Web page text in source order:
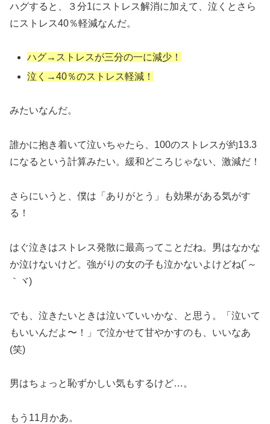
ハグすると、３分1にストレス解消に加えて、泣くとさら
にストレス40％軽減なんだ。
ハグ→ストレスが三分の一に減少！
泣く→40％のストレス軽減！
みたいなんだ。
誰かに抱き着いて泣いちゃたら、100のストレスが約13.3
になるという計算みたい。緩和どころじゃない、激減だ！
さらにいうと、僕は「ありがとう」も効果がある気がす
る！
はぐ泣きはストレス発散に最高ってことだね。男はなかな
か泣けないけど。強がりの女の子も泣かないよけどね(´～
｀ヾ)
でも、泣きたいときは泣いていいかな、と思う。「泣いて
もいいんだよ〜！」で泣かせて甘やかすのも、いいなあ
(笑)
男はちょっと恥ずかしい気もするけど…。
もう11月かあ。